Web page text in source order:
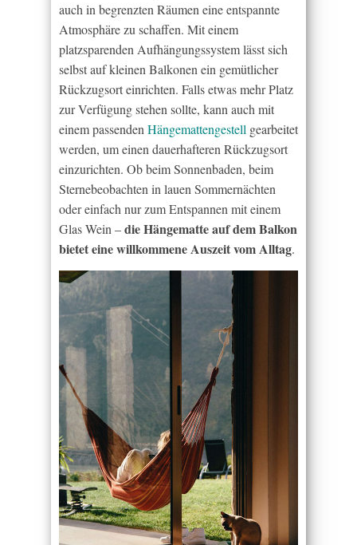
auch in begrenzten Räumen eine entspannte
Atmosphäre zu schaffen. Mit einem
platzsparenden Aufhängungssystem lässt sich
selbst auf kleinen Balkonen ein gemütlicher
Rückzugsort einrichten. Falls etwas mehr Platz
zur Verfügung stehen sollte, kann auch mit
einem passendenHängemattengestell gearbeitet
werden, um einen dauerhafteren Rückzugsort
einzurichten. Ob beim Sonnenbaden, beim
Sternebeobachten in lauen Sommernächten
oder einfach nur zum Entspannen mit einem
Glas Wein –die Hängematte auf dem Balkon
bietet eine willkommene Auszeit vom Alltag.